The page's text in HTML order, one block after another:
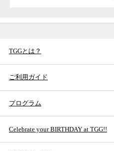
TGGとは？
ご利用ガイド
プログラム
Celebrate your BIRTHDAY at TGG!!